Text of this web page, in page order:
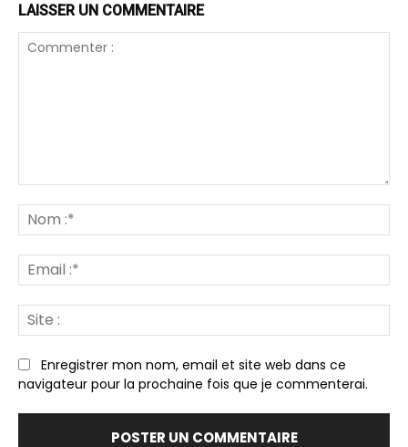
LAISSER UN COMMENTAIRE
:*
:*
:
Enregistrer mon nom, email et site web dans ce
navigateur pour la prochaine fois que je commenterai.